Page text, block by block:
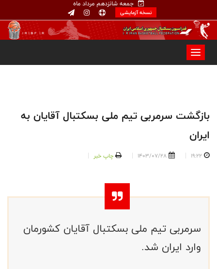
جمعه شانزدهم مرداد ماه
نسخه آزمایشی
بازگشت سرمربی تیم ملی بسکتبال آقایان به
ایران
19:22
1403/07/28 چاپ خبر
سرمربی تیم ملی بسکتبال آقایان کشورمان
وارد ایران شد.